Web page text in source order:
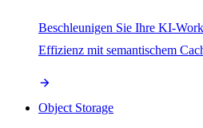
Beschleunigen Sie Ihre KI-
Effizienz mit semantischem
Object Storage